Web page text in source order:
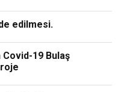
edilmesi.
Covid-19 Bulaş